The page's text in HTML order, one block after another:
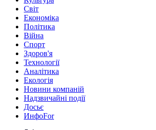
Світ
Економіка
Політика
Війна
Спорт
Здоров'я
Технології
Аналітика
Екологія
Новини компаній
Надзвичайні події
Досьє
ИнфоFor